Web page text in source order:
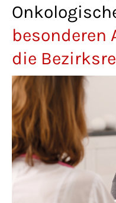
24h
We offer support for
Mon - Fri 8:00am -
Get in touch
Cybersteel Inc.
376-293 City
besonderen
die